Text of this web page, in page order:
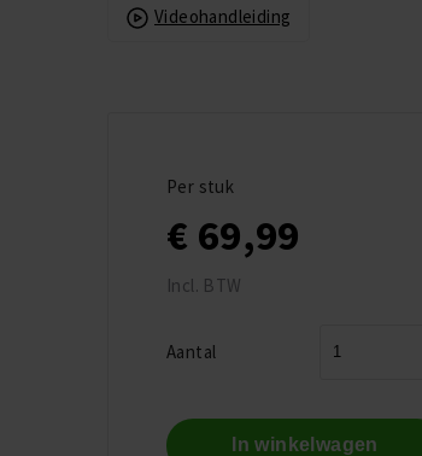
Videohandleiding
Per stuk
€ 69,99
Incl. BTW
Aantal
In winkelwagen